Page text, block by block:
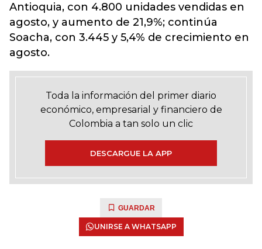
Antioquia, con 4.800 unidades vendidas en
agosto, y aumento de 21,9%; continúa
Soacha, con 3.445 y 5,4% de crecimiento en
agosto.
Toda la información del primer diario
económico, empresarial y financiero de
Colombia a tan solo un clic
DESCARGUE LA APP
GUARDAR
UNIRSE A WHATSAPP